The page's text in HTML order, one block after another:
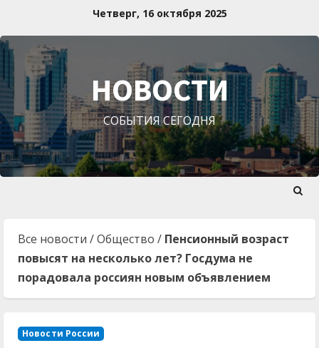
содержимому
Четверг, 16 октября 2025
НОВОСТИ
СОБЫТИЯ СЕГОДНЯ
Все новости /Общество / Пенсионный возраст
повысят на несколько лет? Госдума не
порадовала россиян новым объявлением
Новости России